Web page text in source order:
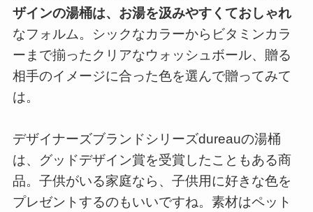
ザインの湯桶は、お湯を汲みやすくておしゃれ
なフォルム。シックなカラーからビタミンカラ
ーまで揃ったクリアなウォッシュボール、贈る
相手のイメージに合った色を選んで贈ってみて
は。
デザイナーズブランドシリーズdureauの湯桶
は、グッドデザイン賞を受賞したこともある商
品。子供がいる家庭なら、子供用に好きな色を
プレゼントするのもいいですね。素材はペット